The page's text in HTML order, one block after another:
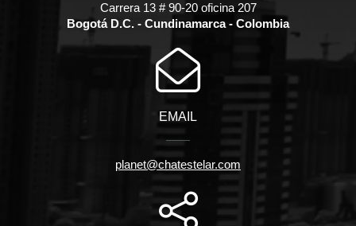
Carrera 13 # 90-20 oficina 207
Bogotá D.C. - Cundinamarca - Colombia
EMAIL
planet@chatestelar.com